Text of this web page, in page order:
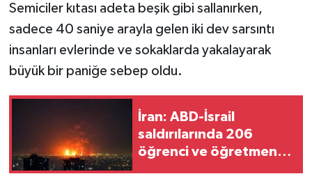
Semiciler kıtası adeta beşik gibi sallanırken,
sadece 40 saniye arayla gelen iki dev sarsıntı
insanları evlerinde ve sokaklarda yakalayarak
büyük bir paniğe sebep oldu.
İran: ABD-İsrail
saldırılarında 206
öğrenci ve öğretmen